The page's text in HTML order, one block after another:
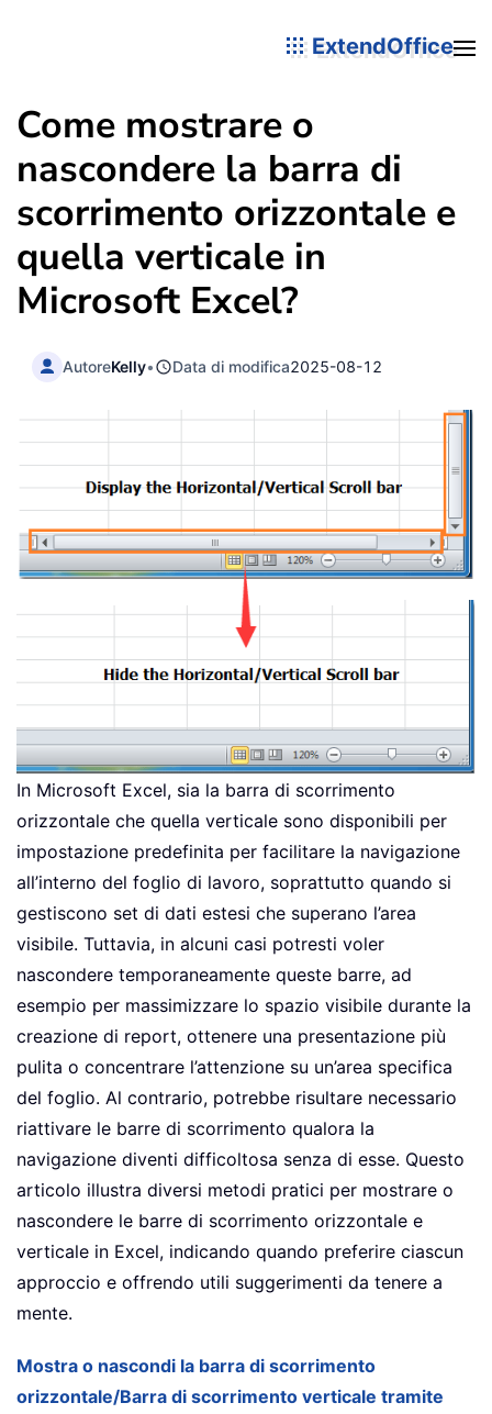
ExtendOffice
Come mostrare o
nascondere la barra di
scorrimento orizzontale e
quella verticale in
Microsoft Excel?
AutoreKelly• Data di modifica2025-08-12
In Microsoft Excel, sia la barra di scorrimento
orizzontale che quella verticale sono disponibili per
impostazione predefinita per facilitare la navigazione
all’interno del foglio di lavoro, soprattutto quando si
gestiscono set di dati estesi che superano l’area
visibile. Tuttavia, in alcuni casi potresti voler
nascondere temporaneamente queste barre, ad
esempio per massimizzare lo spazio visibile durante la
creazione di report, ottenere una presentazione più
pulita o concentrare l’attenzione su un’area specifica
del foglio. Al contrario, potrebbe risultare necessario
riattivare le barre di scorrimento qualora la
navigazione diventi difficoltosa senza di esse. Questo
articolo illustra diversi metodi pratici per mostrare o
nascondere le barre di scorrimento orizzontale e
verticale in Excel, indicando quando preferire ciascun
approccio e offrendo utili suggerimenti da tenere a
mente.
Mostra o nascondi la barra di scorrimento
orizzontale/Barra di scorrimento verticale tramite